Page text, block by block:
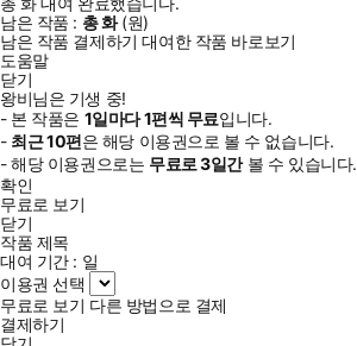
남은 작품 : 총화(원)
남은 작품 결제하기 대여한 작품 바로보기
도움말
닫기
왕비님은 기생 중!
- 본 작품은 1일마다1편씩 무료입니다.
- 최근10편은 해당 이용권으로 볼 수 없습니다.
- 해당 이용권으로는 무료로3일간볼 수 있습니다.
확인
무료로 보기
닫기
작품 제목
대여 기간 : 일
이용권 선택
무료로 보기 다른 방법으로 결제
결제하기